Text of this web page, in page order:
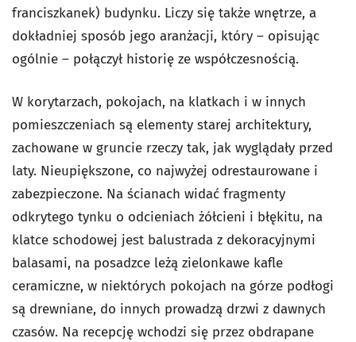
franciszkanek) budynku. Liczy się także wnętrze, a
dokładniej sposób jego aranżacji, który – opisując
ogólnie – połączył historię ze współczesnością.
W korytarzach, pokojach, na klatkach i w innych
pomieszczeniach są elementy starej architektury,
zachowane w gruncie rzeczy tak, jak wyglądały przed
laty. Nieupiększone, co najwyżej odrestaurowane i
zabezpieczone. Na ścianach widać fragmenty
odkrytego tynku o odcieniach żółcieni i błękitu, na
klatce schodowej jest balustrada z dekoracyjnymi
balasami, na posadzce leżą zielonkawe kafle
ceramiczne, w niektórych pokojach na górze podłogi
są drewniane, do innych prowadzą drzwi z dawnych
czasów. Na recepcję wchodzi się przez obdrapane